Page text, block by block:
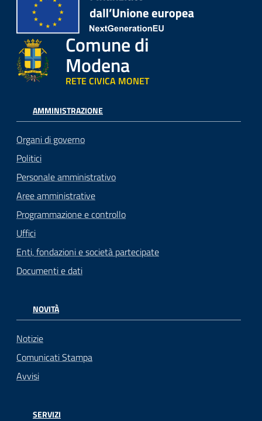
Comune di
Modena
RETE CIVICA MONET
AMMINISTRAZIONE
Organi di governo
Politici
Personale amministrativo
Aree amministrative
Programmazione e controllo
Uffici
Enti, fondazioni e società partecipate
Documenti e dati
NOVITÀ
Notizie
Comunicati Stampa
Avvisi
SERVIZI